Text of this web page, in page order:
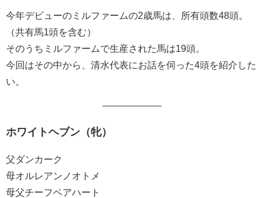
今年デビューのミルファームの2歳馬は、所有頭数48頭。
（共有馬1頭を含む）
そのうちミルファームで生産された馬は19頭。
今回はその中から、清水代表にお話を伺った4頭を紹介した
い。
ホワイトヘブン（牝）
父ダンカーク
母オルレアンノオトメ
母父チーフベアハート